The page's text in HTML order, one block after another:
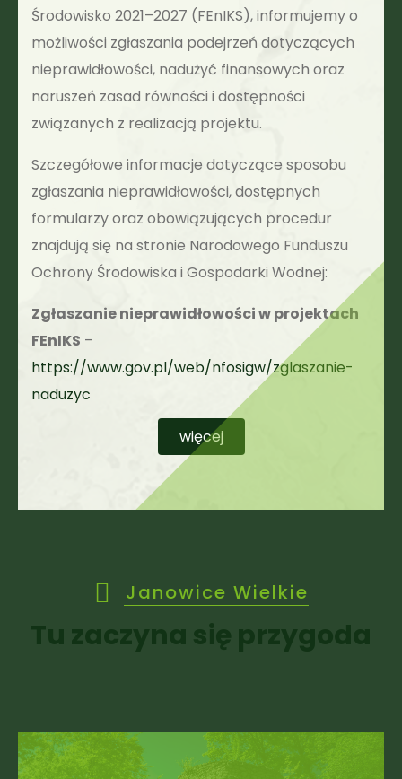
Środowisko 2021–2027 (FEnIKS), informujemy o
możliwości zgłaszania podejrzeń dotyczących
nieprawidłowości, nadużyć finansowych oraz
naruszeń zasad równości i dostępności
związanych z realizacją projektu.
Szczegółowe informacje dotyczące sposobu
zgłaszania nieprawidłowości, dostępnych
formularzy oraz obowiązujących procedur
znajdują się na stronie Narodowego Funduszu
Ochrony Środowiska i Gospodarki Wodnej:
Zgłaszanie nieprawidłowości w projektach
FEnIKS –
https://www.gov.pl/web/nfosigw/zglaszanie-
naduzyc
więcej
Janowice Wielkie
Tu zaczyna się przygoda